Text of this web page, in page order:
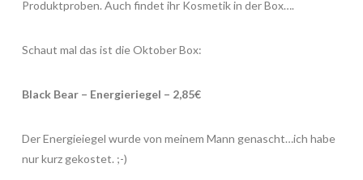
Produktproben. Auch findet ihr Kosmetik in der Box….
Schaut mal das ist die Oktober Box:
Black Bear – Energieriegel – 2,85€
Der Energieiegel wurde von meinem Mann genascht…ich habe
nur kurz gekostet. ;-)